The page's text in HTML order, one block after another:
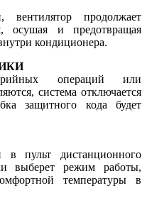
вентилятор продолжает
осушая и предотвращая
кондиционера.
операций или
система отключается
защитного кода будет
в пульт дистанционного
выберет режим работы,
температуры в